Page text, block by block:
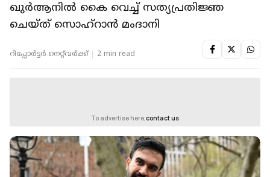
ഖുര്‍ആനില്‍ കൈ വെച്ച് സത്യപ്രതിജ്ഞ
ചെയ്ത് സൊഹ്‌റാന്‍ മംദാനി
റിപ്പോർട്ടർ നെറ്റ്‌വര്‍ക്ക്‌ 2 min read
To advertise here, contact us